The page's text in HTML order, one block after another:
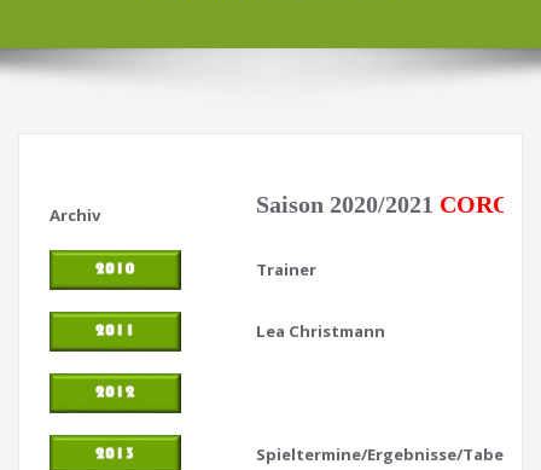
Saison 2020/2021
Archiv
Trainer
Lea Christmann
Spieltermine/Ergebnisse/Tabellen